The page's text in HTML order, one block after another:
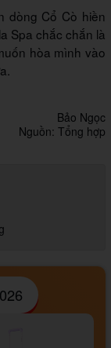
dòng Cổ Cò hiền
Spa chắc chắn là
hòa mình vào
Bảo Ngọc
Nguồn: Tổng hợp